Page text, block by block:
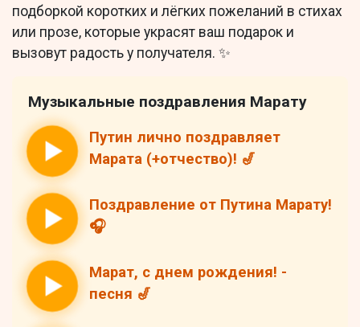
подборкой коротких и лёгких пожеланий в стихах
или прозе, которые украсят ваш подарок и
вызовут радость у получателя. ✨
Музыкальные поздравления Марату
Путин лично поздравляет
Марата (+отчество)! 🎷
Поздравление от Путина Марату!
🎧
Марат, с днем рождения! -
песня 🎷